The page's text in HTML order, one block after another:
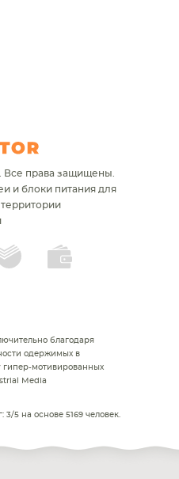
Все права защищены.
и блоки питания для
благодаря
одержимых в
гипер-мотивированных
Media
3/5 на основе 5169 человек.